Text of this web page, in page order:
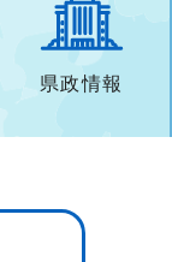
県政情報